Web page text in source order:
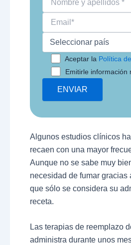
Aceptar la Política
Emitirle información
Algunos estudios clínicos
recaen con una mayor
Aunque no se sabe muy
necesidad de fumar
que sólo se considera su
receta.
Las terapias de reemplazo
administra durante unos